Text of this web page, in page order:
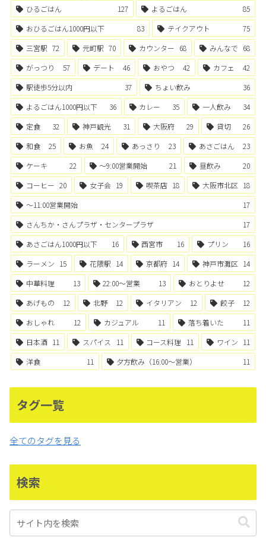
ひるごはん
127 よるごはん
85
おひるごはん1000円以下
83 テイクアウト
75
三宮駅 72 元町駅 70 カウンター 68 みんなで 68
がっつり
57 デート 46 おやつ 42 カフェ
42
駅徒歩5分以内
37 ちょい飲み
36
よるごはん1000円以下
36 カレー 35 一人飲み
34
定食
32 神戸観光 31 大阪府 29 貸切
26
和食
25 お魚 24 あっさり 23 あさごはん
23
ケーキ
22 〜9:00営業開始 21 昼飲み
20
コーヒー 20 女子会 19 喫茶店 18 大阪市北区 18
〜11:00営業開始
17
さんちか・さんプラザ・センタープラザ
17
あさごはん1000円以下
16 西宮市 16 プリン
16
ラーメン 15 花隈駅 14 京都府 14 神戸市灘区 14
中華料理
13 22:00〜営業 13 おとりよせ
12
あげもの
12 北野 12 イタリアン 12 餃子
12
おしゃれ
12 カジュアル 11 落ち着いた
11
日本酒 11 スパイス 11 コース料理 11 ワイン 11
洋食
11 夕方飲み（16:00〜営業） 11
タグ一覧
全てのタグを見る
検索